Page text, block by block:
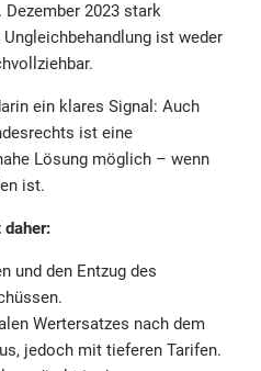
2023 stark
ist weder
ein klares Signal: Auch
ist eine
Lösung möglich – wenn
ist.
daher:
und den Entzug des
Wertersatzes nach dem
jedoch mit tieferen Tarifen.